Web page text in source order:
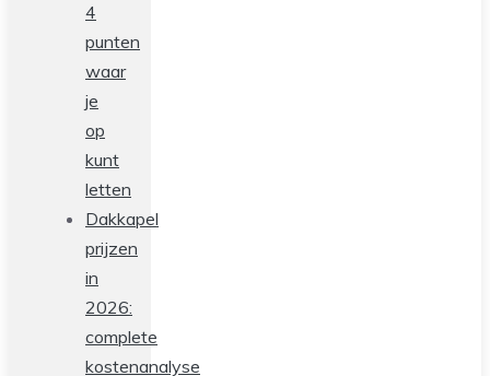
4
punten
waar
je
op
kunt
letten
Dakkapel
prijzen
in
2026:
complete
kostenanalyse